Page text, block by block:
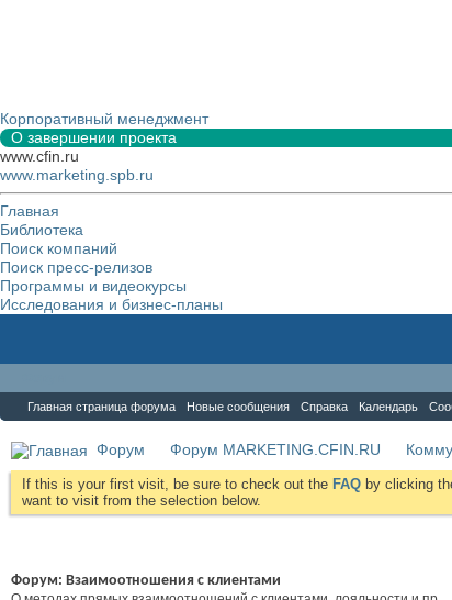
Корпоративный менеджмент
О завершении проекта
www.cfin.ru
www.marketing.spb.ru
Главная
Библиотека
Поиск компаний
Поиск пресс-релизов
Программы и видеокурсы
Исследования и бизнес-планы
Главная страница форума Новые сообщения Справка Календарь
Форум Форум MARKETING.CFIN.RU
If this is your first visit, be sure to check out the FAQ by clicking
want to visit from the selection below.
Форум: Взаимоотношения с клиентами